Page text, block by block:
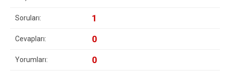
Soruları: 1
Cevapları: 0
Yorumları: 0